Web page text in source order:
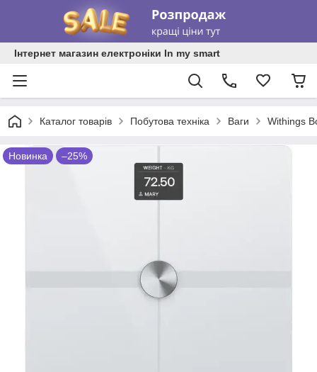
Інтернет магазин електроніки In my smart
Каталог товарів Побутова техніка Ваги Withings
Новинка –25%